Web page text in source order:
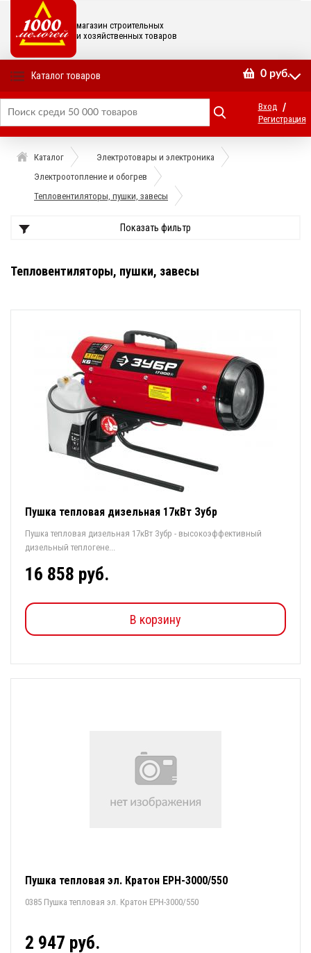
магазин строительных
и хозяйственных товаров
Каталог товаров 0 руб.
Вход /
Регистрация
Каталог
Электротовары и электроника
Электроотопление и обогрев
Тепловентиляторы, пушки, завесы
Показать фильтр
Тепловентиляторы, пушки, завесы
Пушка тепловая дизельная 17кВт Зубр
Пушка тепловая дизельная 17кВт Зубр - высокоэффективный
дизельный теплогене...
16 858 руб.
В корзину
Пушка тепловая эл. Кратон EPH-3000/550
0385 Пушка тепловая эл. Кратон EPH-3000/550
2 947 руб.